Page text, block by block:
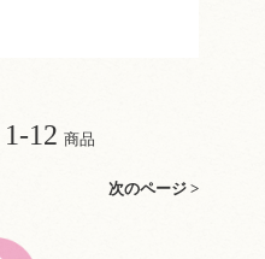
1-12 商品
次のページ >